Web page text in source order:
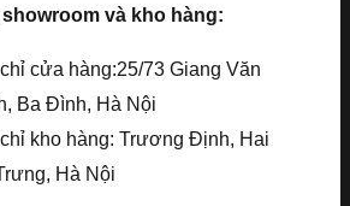
và kho hàng:
cửa hàng:25/73 Giang Văn
Ba Đình, Hà Nội
kho hàng: Trương Định, Hai
Hà Nội